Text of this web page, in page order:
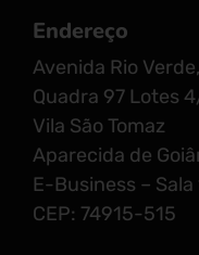
Endereço
Avenida Rio Verde,
Quadra 97 Lotes
Vila São Tomaz
Aparecida de
E-Business – Sala
CEP: 74915-515